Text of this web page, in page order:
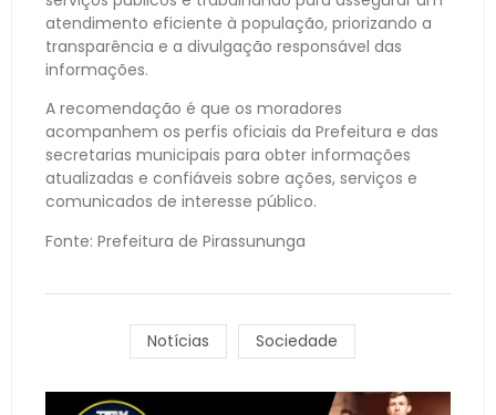
atendimento eficiente à população, priorizando a
transparência e a divulgação responsável das
informações.
A recomendação é que os moradores
acompanhem os perfis oficiais da Prefeitura e das
secretarias municipais para obter informações
atualizadas e confiáveis sobre ações, serviços e
comunicados de interesse público.
Fonte: Prefeitura de Pirassununga
Notícias Sociedade